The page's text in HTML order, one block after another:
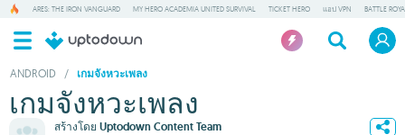
ARES: THE IRON VANGUARD MY HERO ACADEMIA UNITED SURVIVAL TICKET HERO แอป VPN BATTLE
ANDROID / เกมจังหวะเพลง
เกมจังหวะเพลง
สร้างโดย Uptodown Content Team